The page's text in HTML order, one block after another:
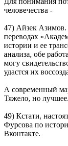
человечества -
47) Айзек Азимов.
переводах
истории и ее
анализа, обе
могу
удастся их
А современный
Тяжело, но лучшее.
49) Кстати,
Фурсова по
Вконтакте.